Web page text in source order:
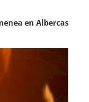
en Albercas